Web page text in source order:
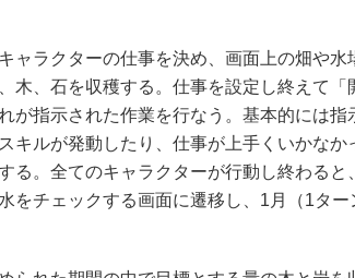
ラクターの仕事を決め、画面上の畑や水
木、石を収穫する。仕事を設定し終えて「
が指示された作業を行なう。基本的には指
キルが発動したり、仕事が上手くいかなか
る。全てのキャラクターが行動し終わると
をチェックする画面に遷移し、1月（1ター